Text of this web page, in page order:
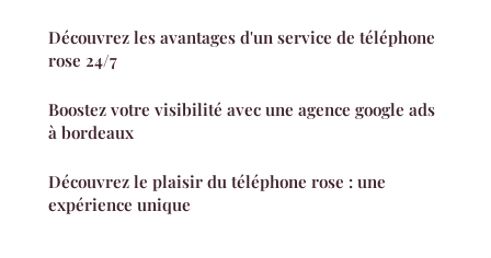
Découvrez les avantages d'un service de téléphone
rose 24/7
Boostez votre visibilité avec une agence google ads
à bordeaux
Découvrez le plaisir du téléphone rose : une
expérience unique